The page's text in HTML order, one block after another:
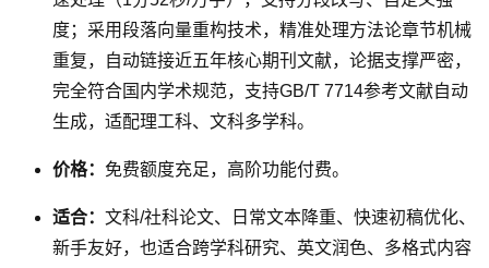
度；采用段落向量重构技术，精准处理方法论章节机械
重复，自动链接近五年核心期刊文献，论据支撑严密，
完全符合国内学术规范，支持GB/T 7714参考文献自动
生成，适配理工科、文科多学科。
价格： 免费额度充足，高阶功能付费。
适合： 文科/社科论文、日常文本降重、快速初稿优化、
新手友好，也适合跨学科研究、英文润色、多格式内容